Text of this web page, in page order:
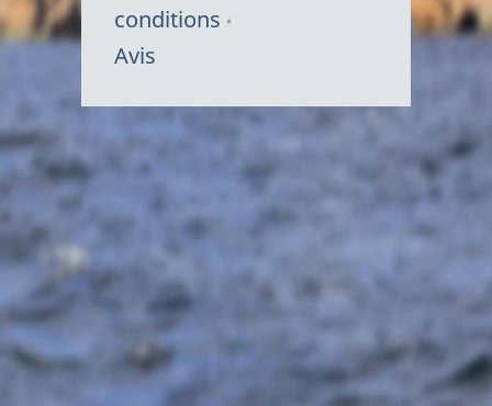
conditions
Avis
Symbole
Canada